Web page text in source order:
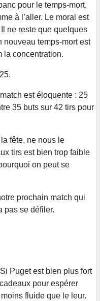
pour le temps-mort.
à l’aller. Le moral est
ne reste que quelques
nouveau temps-mort est
la concentration.
est éloquente : 25
35 buts sur 42 tirs pour
fête, ne nous le
tirs est bien trop faible
on peut se
prochain match qui
pas se défiler.
Puget est bien plus fort
pour espérer
fluide que le leur.